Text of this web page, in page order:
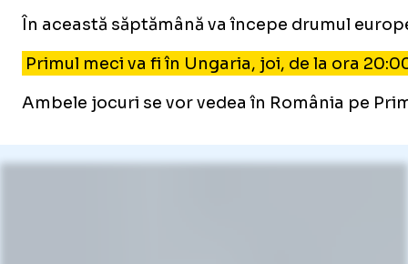
În această săptămână va începe drumul
Primul meci va fi în Ungaria, joi, de la ora
Ambele jocuri se vor vedea în România pe